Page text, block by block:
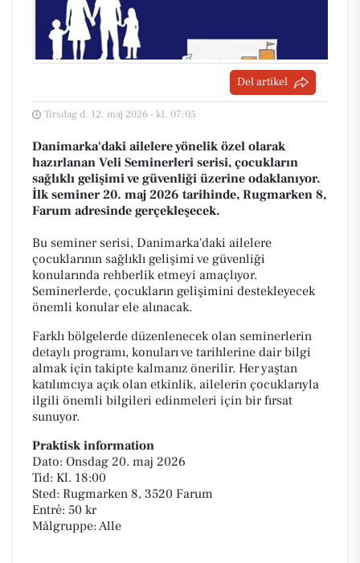
Del artikel
Tirsdag d. 12. maj 2026 - kl. 07:05
Danimarka'daki ailelere yönelik özel olarak
hazırlanan Veli Seminerleri serisi, çocukların
sağlıklı gelişimi ve güvenliği üzerine odaklanıyor.
İlk seminer 20. maj 2026 tarihinde, Rugmarken 8,
Farum adresinde gerçekleşecek.
Bu seminer serisi, Danimarka'daki ailelere
çocuklarının sağlıklı gelişimi ve güvenliği
konularında rehberlik etmeyi amaçlıyor.
Seminerlerde, çocukların gelişimini destekleyecek
önemli konular ele alınacak.
Farklı bölgelerde düzenlenecek olan seminerlerin
detaylı programı, konuları ve tarihlerine dair bilgi
almak için takipte kalmanız önerilir. Her yaştan
katılımcıya açık olan etkinlik, ailelerin çocuklarıyla
ilgili önemli bilgileri edinmeleri için bir fırsat
sunuyor.
Praktisk information
Dato: Onsdag 20. maj 2026
Tid: Kl. 18:00
Sted: Rugmarken 8, 3520 Farum
Entré: 50 kr
Målgruppe: Alle